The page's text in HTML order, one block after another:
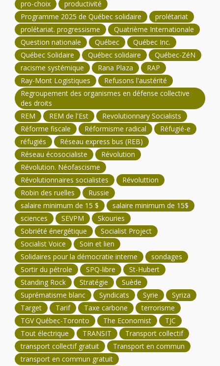
pro-choix
productivité
Programme 2025 de Québec solidaire
prolétariat
prolétariat. progressisme
Quatrième Internationale
Question nationale
Québec
Québec Inc.
Québec Solidaire
Québec solidaire
Québec-ZéN
racisme systémique
Rana Plaza
RAP
Ray-Mont Logistiques
Refusons l'austérité
Regroupement des organismes en défense collective
des droits
REM
REM de l'Est
Revolutionnary Socialists
Réforme fiscale
Réformisme radical
Réfugié-e
réfugiés
Réseau express bus (REB)
Réseau écosocialiste
Révolution
Révolution. Néofascisme
Révolutionnaires socialistes
Révoluttion
Robin des ruelles
Russie
salaire minimum de 15 $
salaire minimum de 15$
sciences
SEVPM
Skouries
Sobriété énergétique
Socialist Project
Socialist Voice
Soin et lien
Solidaires pour la démocratie interne
sondages
Sortir du pétrole
SPQ-libre
St-Hubert
Standing Rock
Stratégie
Suède
Suprématisme blanc
Syndicats Syrie
Syriza
Target
Tarif Taxe carbone
terrorisme
TGV Québec-Toronto
The Economist
TJC
Tout électrique
TRANSIT
Transport collectif
transport collectif gratuit
Transport en commun
transport en commun gratuit